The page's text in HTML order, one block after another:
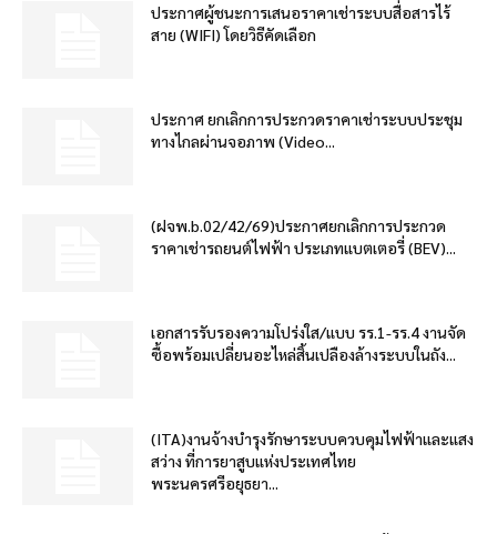
ประกาศผู้ชนะการเสนอราคาเช่าระบบสื่อสารไร้
สาย (WIFI) โดยวิธีคัดเลือก
ประกาศ ยกเลิกการประกวดราคาเช่าระบบประชุม
ทางไกลผ่านจอภาพ (Video...
(ฝจพ.b.02/42/69)ประกาศยกเลิกการประกวด
ราคาเช่ารถยนต์ไฟฟ้า ประเภทแบตเตอรี่ (BEV)...
เอกสารรับรองความโปร่งใส/แบบ รร.1-รร.4 งานจัด
ซื้อพร้อมเปลี่ยนอะไหล่สิ้นเปลืองล้างระบบในถัง...
(ITA)งานจ้างบำรุงรักษาระบบควบคุมไฟฟ้าและแสง
สว่าง ที่การยาสูบแห่งประเทศไทย
พระนครศรีอยุธยา...